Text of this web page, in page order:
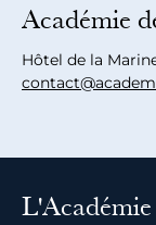
Académie
Hôtel de la
L'Académie